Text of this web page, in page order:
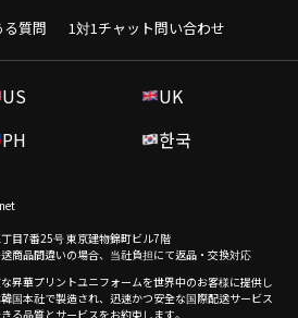
る質問 1対1チャット問い合わせ
US
UK
PH 한국
目7番25号 東京建物錦町ビル7階
商品間違いの場合、当社負担にて返品・交換対応
昇華プリントユニフォームを世界中のお客様に提供し
国本社で製造され、迅速かつ安全な国際配送サービス
る品質とサービスをお約束します。